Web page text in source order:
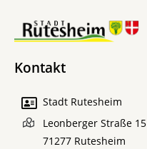
Kontakt
Stadt Rutesheim
Leonberger Straße 15
71277 Rutesheim